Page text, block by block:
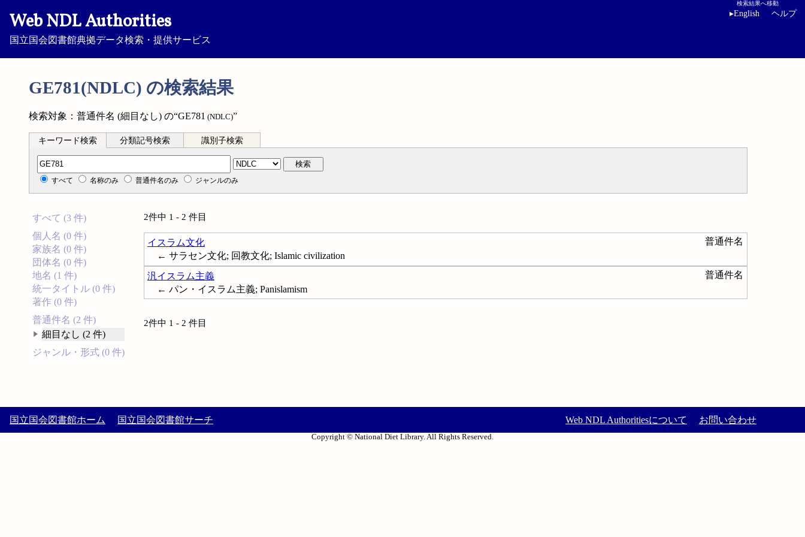
Web NDL Authorities
国立国会図書館典拠データ検索・提供サービス
検索結果へ移動
▸English ヘルプ
GE781(NDLC) の検索結果
検索対象：普通件名 (細目なし) の“GE781 (NDLC)”
キーワード検索 分類記号検索 識別子検索
分類記号検索 検索
すべて 名称のみ 普通件名のみ ジャンルのみ
すべて (3 件)
個人名 (0 件)
家族名 (0 件)
団体名 (0 件)
地名 (1 件)
統一タイトル (0 件)
著作 (0 件)
普通件名 (2 件)
細目なし (2 件)
ジャンル・形式 (0 件)
2件中 1 - 2 件目
イスラム文化
普通件名
← サラセン文化; 回教文化; Islamic civilization
汎イスラム主義
普通件名
← パン・イスラム主義; Panislamism
2件中 1 - 2 件目
国立国会図書館ホーム 国立国会図書館サーチ Web NDL Authoritiesについて お問い合わせ
Copyright © National Diet Library. All Rights Reserved.